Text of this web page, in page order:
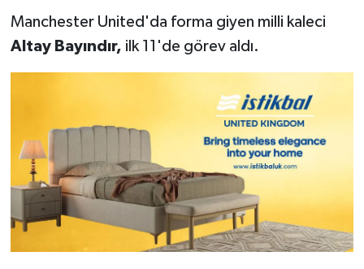
Manchester United'da forma giyen milli kaleci
Altay Bayındır, ilk 11'de görev aldı.